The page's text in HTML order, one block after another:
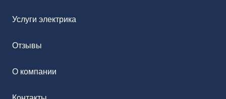
Услуги электрика
Отзывы
О компании